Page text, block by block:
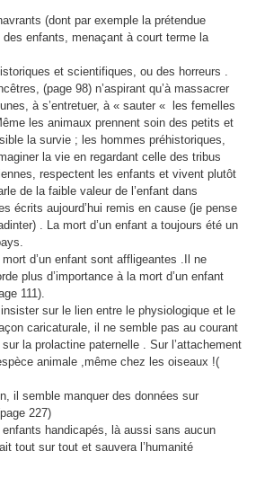
(dont par exemple la prétendue
enfants, menaçant à court terme la
et scientifiques, ou des horreurs .
(page 98) n’aspirant qu’à massacrer
à s’entretuer, à « sauter « les femelles
les animaux prennent soin des petits et
la survie ; les hommes préhistoriques,
la vie en regardant celle des tribus
respectent les enfants et vivent plutôt
de la faible valeur de l’enfant dans
écrits aujourd’hui remis en cause (je pense
. La mort d’un enfant a toujours été un
d’un enfant sont affligeantes .Il ne
plus d’importance à la mort d’un enfant
111).
sur le lien entre le physiologique et le
caricaturale, il ne semble pas au courant
la prolactine paternelle . Sur l’attachement
animale ,même chez les oiseaux !(
manquer des données sur
227)
enfants handicapés, là aussi sans aucun
tout sur tout et sauvera l’humanité